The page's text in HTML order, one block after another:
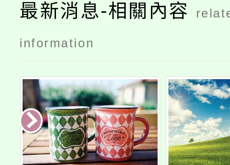
最新消息-相關內容
information